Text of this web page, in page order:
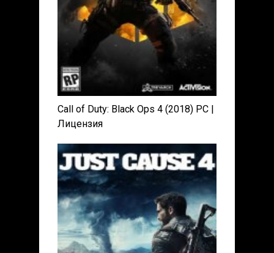
Call of Duty: Black Ops 4 (2018) PC |
Лицензия